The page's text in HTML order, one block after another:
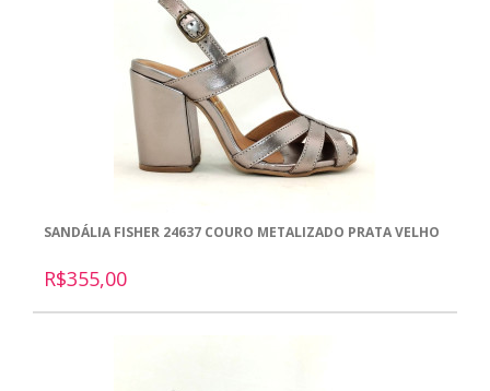
SANDÁLIA FISHER 24637 COURO METALIZADO PRATA VELHO
R$355,00